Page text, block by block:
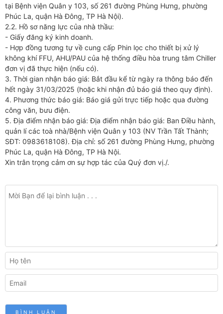
tại Bệnh viện Quân y 103, số 261 đường Phùng Hưng, phường
Phúc La, quận Hà Đông, TP Hà Nội).
2.2. Hồ sơ năng lực của nhà thầu:
- Giấy đăng ký kinh doanh.
- Hợp đồng tương tự về cung cấp Phin lọc cho thiết bị xử lý
không khí FFU, AHU/PAU của hệ thống điều hòa trung tâm Chiller
đơn vị đã thực hiện (nếu có).
3. Thời gian nhận báo giá: Bắt đầu kể từ ngày ra thông báo đến
hết ngày 31/03/2025 (hoặc khi nhận đủ báo giá theo quy định).
4. Phương thức báo giá: Báo giá gửi trực tiếp hoặc qua đường
công văn, bưu điện.
5. Địa điểm nhận báo giá: Địa điểm nhận báo giá: Ban Điều hành,
quản lí các toà nhà/Bệnh viện Quân y 103 (NV Trần Tất Thành;
SĐT: 0983618108). Địa chỉ: số 261 đường Phùng Hưng, phường
Phúc La, quận Hà Đông, TP Hà Nội.
Xin trân trọng cảm ơn sự hợp tác của Quý đơn vị./.